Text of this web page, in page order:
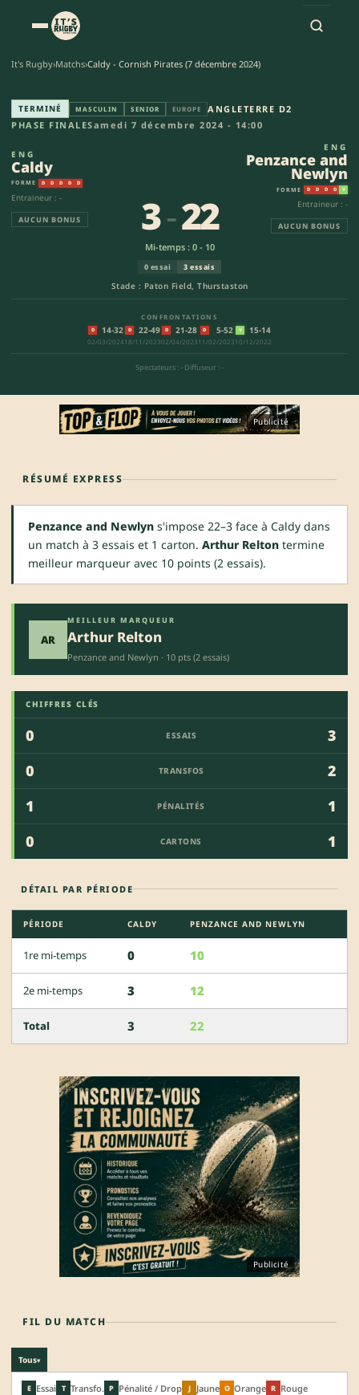
It's Rugby›Matchs›Caldy - Cornish Pirates (7 décembre 2024)
Caldy - Penzance and
TERMINÉ MASCULIN SENIOR EUROPE
ANGLETERRE D2
PHASE FINALESamedi 7 décembre 2024 - 14:00
ENG
Caldy
FORME D D D D D
Entraineur : -
AUCUN BONUS
Stade : Paton Field, Thurstaston
3-22
Mi-temps : 0 - 10
0 essai 3 essais
CONFRONTATIONS
D 14-32
02/03/2024
D 22-49
18/11/2023
D 21-28
02/04/2023
D 5-52
11/02/2023
V 15-14
10/12/2022
Spectateurs : - Diffuseur : -
ENG
Penzance and
Newlyn
FORME D D D D V
Entraineur : -
AUCUN BONUS
Publicité
RÉSUMÉ EXPRESS
Penzance and Newlyn s'impose 22–3 face à Caldy dans
un match à 3 essais et 1 carton. Arthur Relton termine
meilleur marqueur avec 10 points (2 essais).
AR
MEILLEUR MARQUEUR
Arthur Relton
Penzance and Newlyn · 10 pts (2 essais)
CHIFFRES CLÉS
0 ESSAIS
3
0
TRANSFOS
2
1
PÉNALITÉS
1
0
CARTONS 1
DÉTAIL PAR PÉRIODE
PÉRIODE CALDY PENZANCE AND NEWLYN
1re mi-temps 0 10
2e mi-temps 3 12
Total 3 22
Publicité
FIL DU MATCH
Tous▾
E Essai T Transfo. P Pénalité / Drop J Jaune O Orange R Rouge